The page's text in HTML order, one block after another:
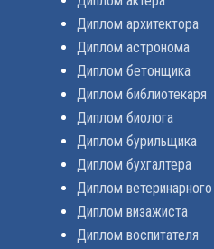
Диплом архитектора
Диплом астронома
Диплом бетонщика
Диплом библиотекаря
Диплом биолога
Диплом бурильщика
Диплом бухгалтера
Диплом
Диплом визажиста
Диплом воспитателя